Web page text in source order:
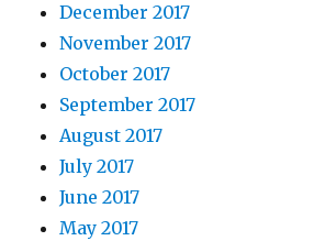
December 2017
November 2017
October 2017
September 2017
August 2017
July 2017
June 2017
May 2017